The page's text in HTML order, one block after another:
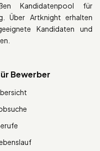
Kandidatenpool für
Über Artknight erhalten
Kandidaten und
Bewerber